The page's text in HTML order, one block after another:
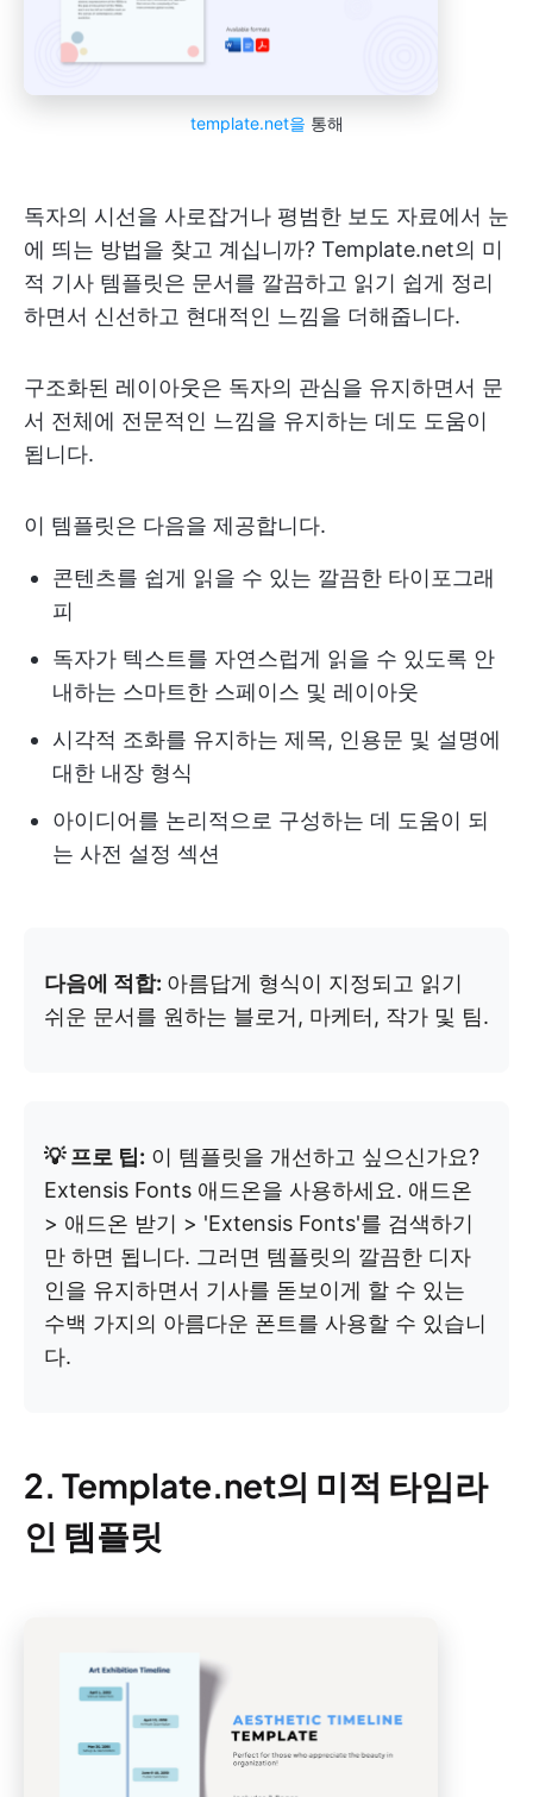
template.net을 통해
독자의 시선을 사로잡거나 평범한 보도 자료에서 눈
에 띄는 방법을 찾고 계십니까? Template.net의 미
적 기사 템플릿은 문서를 깔끔하고 읽기 쉽게 정리
하면서 신선하고 현대적인 느낌을 더해줍니다.
구조화된 레이아웃은 독자의 관심을 유지하면서 문
서 전체에 전문적인 느낌을 유지하는 데도 도움이
됩니다.
이 템플릿은 다음을 제공합니다.
콘텐츠를 쉽게 읽을 수 있는 깔끔한 타이포그래
피
독자가 텍스트를 자연스럽게 읽을 수 있도록 안
내하는 스마트한 스페이스 및 레이아웃
시각적 조화를 유지하는 제목, 인용문 및 설명에
대한 내장 형식
아이디어를 논리적으로 구성하는 데 도움이 되
는 사전 설정 섹션
다음에 적합: 아름답게 형식이 지정되고 읽기
쉬운 문서를 원하는 블로거, 마케터, 작가 및 팀.
💡 프로 팁: 이 템플릿을 개선하고 싶으신가요?
Extensis Fonts 애드온을 사용하세요. 애드온
> 애드온 받기 > 'Extensis Fonts'를 검색하기
만 하면 됩니다. 그러면 템플릿의 깔끔한 디자
인을 유지하면서 기사를 돋보이게 할 수 있는
수백 가지의 아름다운 폰트를 사용할 수 있습니
다.
2. Template.net의 미적 타임라
인 템플릿